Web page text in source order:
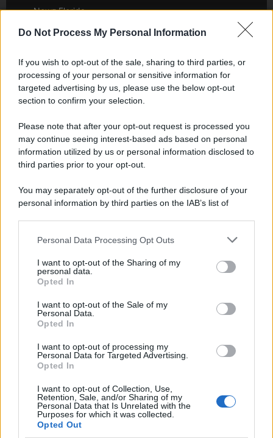
Do Not Process My Personal Information
If you wish to opt-out of the sale, sharing to third parties, or
processing of your personal or sensitive information for
targeted advertising by us, please use the below opt-out
section to confirm your selection.
Please note that after your opt-out request is processed you
may continue seeing interest-based ads based on personal
information utilized by us or personal information disclosed to
third parties prior to your opt-out.
You may separately opt-out of the further disclosure of your
personal information by third parties on the IAB’s list of
This information may also be disclosed by us to third parties
disclose it to other third parties.
Please note that this website/app uses one or more Google
services and may gather and store information including but
not limited to your visit or usage behaviour. You may click to
grant or deny consent to Google and its third-party tags to
consent section.
Personal Data Processing Opt Outs
I want to opt-out of the Sharing of my
personal data.
Opted In
I want to opt-out of the Sale of my
Personal Data.
Opted In
I want to opt-out of processing my
Personal Data for Targeted Advertising.
Opted In
I want to opt-out of Collection, Use,
Retention, Sale, and/or Sharing of my
Personal Data that Is Unrelated with the
Purposes for which it was collected.
Opted Out
Newz Florida
Newz New York
Newz Illinois
Newz Ohio
Gameland
Scoop Mag
Lgbtqia News
Motors Magazine 365
Home Magazine 365
Cineverse Magazine
SecondHomeMagazine
InvestirMag
Investieren24
UK
News Hub UK
Lgbtq News